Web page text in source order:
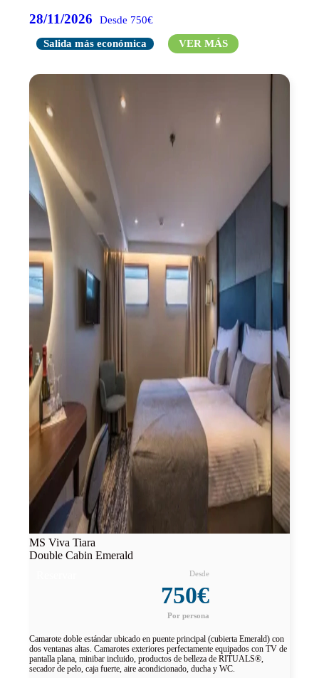
28/11/2026 Desde 750€
Salida más económica VER MÁS
MS Viva Tiara
Double Cabin Emerald
750€
Camarote doble estándar ubicado en puente principal (cubierta Emerald) con
dos ventanas altas. Camarotes exteriores perfectamente equipados con TV de
pantalla plana, minibar incluido, productos de belleza de RITUALS®,
secador de pelo, caja fuerte, aire acondicionado, ducha y WC.